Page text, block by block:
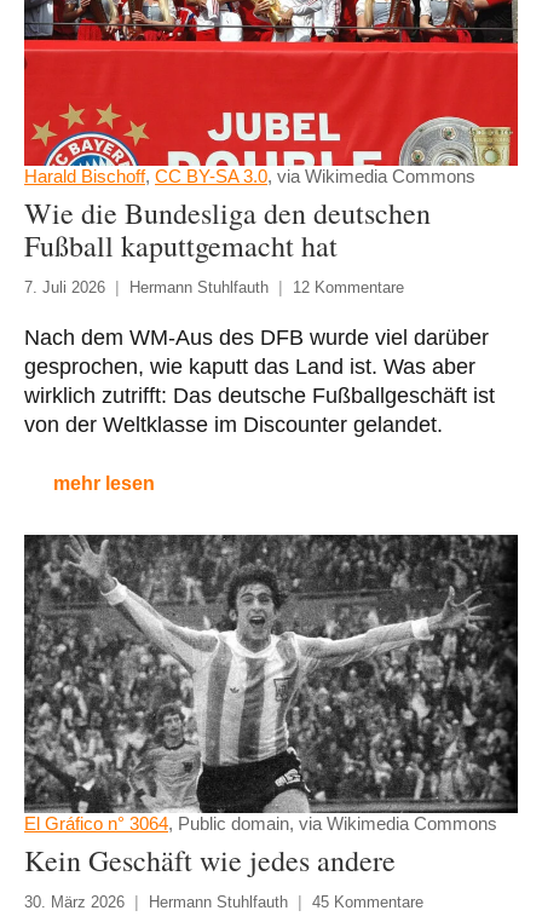
Harald Bischoff, CC BY-SA 3.0, via Wikimedia Commons
Wie die Bundesliga den deutschen
Fußball kaputtgemacht hat
7. Juli 2026 Hermann Stuhlfauth 12 Kommentare
Nach dem WM-Aus des DFB wurde viel darüber
gesprochen, wie kaputt das Land ist. Was aber
wirklich zutrifft: Das deutsche Fußballgeschäft ist
von der Weltklasse im Discounter gelandet.
mehr lesen
El Gráfico n° 3064, Public domain, via Wikimedia Commons
Kein Geschäft wie jedes andere
30. März 2026 Hermann Stuhlfauth 45 Kommentare